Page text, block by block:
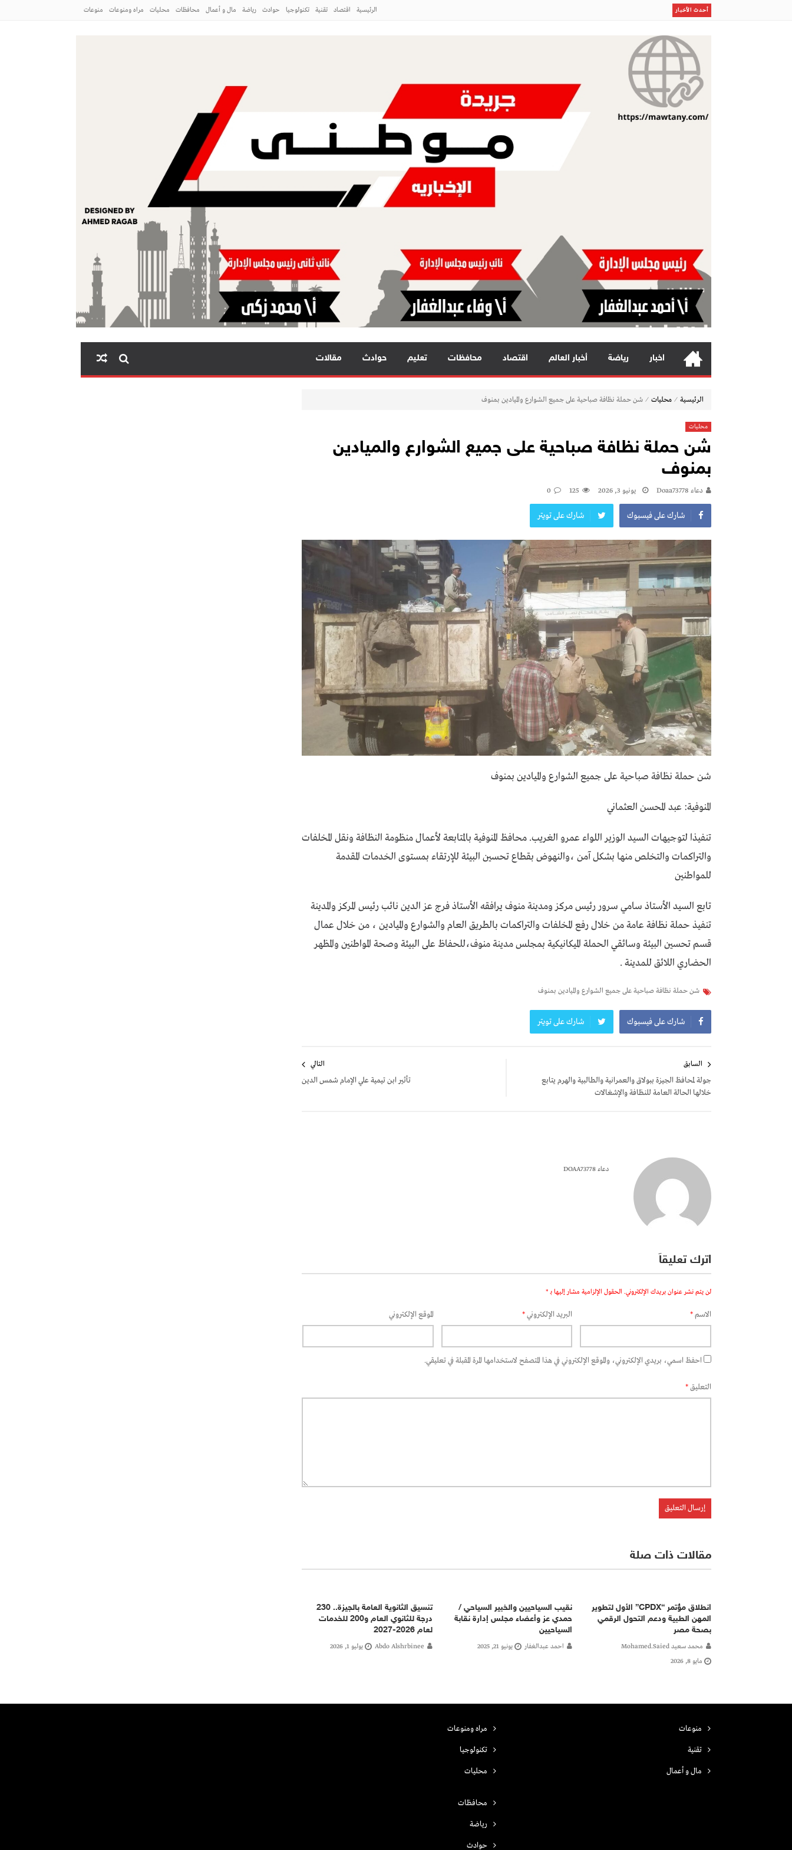
أحدث الأخبار
من علماء الصواريخ إلى الردع الصامت كيف تحولت البدايات إلى واحدة من أكثر الملفات العسكرية
غموضا فى المنطقة
السعودية ترفع جاهزية دفاعاتها وتحالفها مع باكستان يدخل مرحلة جديدة
ظلال
الرئيسية اقتصاد تقنية تكنولوجيا حوادث رياضة مال و أعمال محافظات محليات مراه ومنوعات منوعات
اخبار رياضة أخبار العالم اقتصاد محافظات تعليم حوادث مقالات
الرئيسية ⁄ محليات ⁄ شن حملة نظافة صباحية على جميع الشوارع والميادين بمنوف
محليات
شن حملة نظافة صباحية على جميع الشوارع والميادين
بمنوف
دعاء Doaa73778 يونيو 3, 2026 125
0
شارك على فيسبوك شارك على تويتر
شن حملة نظافة صباحية على جميع الشوارع والميادين بمنوف
المنوفية: عبد المحسن العثماني
تنفيذا لتوجيهات السيد الوزير اللواء عمرو الغريب. محافظ المنوفية بالمتابعة لأعمال منظومة النظافة ونقل المخلفات
والتراكمات والتخلص منها بشكل آمن ،والنهوض بقطاع تحسين البيئة للإرتقاء بمستوى الخدمات المقدمة
للمواطنين
تابع السيد الأستاذ سامي سرور رئيس مركز ومدينة منوف يرافقه الأستاذ فرج عز الدين نائب رئيس المركز والمدينة
تنفيذ حملة نظافة عامة من خلال رفع المخلفات والتراكمات بالطريق العام والشوارع والميادين ، من خلال عمال
قسم تحسين البيئة وسائقي الحملة الميكانيكية بمجلس مدينة منوف،للحفاظ على البيئة وصحة المواطنين والمظهر
الحضاري اللائق للمدينة .
شن حملة نظافة صباحية على جميع الشوارع والميادين بمنوف
شارك على فيسبوك شارك على تويتر
المقالات
السابق
جولة لمحافظ الجيزة ببولاق والعمرانية والطالبية والهرم يتابع
خلالها الحالة العامة للنظافة والإشغالات
التالي
تأثير ابن تيمية علي الإمام شمس الدين
دعاء DOAA73778
اترك تعليقاً
لن يتم نشر عنوان بريدك الإلكتروني. الحقول الإلزامية مشار إليها بـ *
الاسم* البريد الإلكتروني* الموقع الإلكتروني
احفظ اسمي، بريدي الإلكتروني، والموقع الإلكتروني في هذا المتصفح لاستخدامها المرة المقبلة في تعليقي.
التعليق*
مقالات ذات صلة
انطلاق مؤتمر “CPDX” الأول لتطوير
المهن الطبية ودعم التحول الرقمي
بصحة مصر
محمد سعيد Mohamed.saied
مايو 8, 2026
نقيب السياحيين والخبير السياحي /
حمدي عز وأعضاء مجلس إدارة نقابة
السياحيين
احمد عبدالغفار يونيو 21, 2025
تنسيق الثانوية العامة بالجيزة.. 230
درجة للثانوي العام و200 للخدمات
لعام 2026-2027
Abdo Alshrbinee يوليو 1, 2026
منوعات
تقنية
مال و أعمال
مراه ومنوعات
تكنولوجيا
محليات
محافظات
رياضة
حوادث